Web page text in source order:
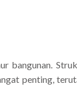
bangunan.
penting,